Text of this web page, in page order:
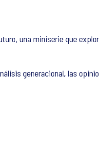
una miniserie que
generacional, las